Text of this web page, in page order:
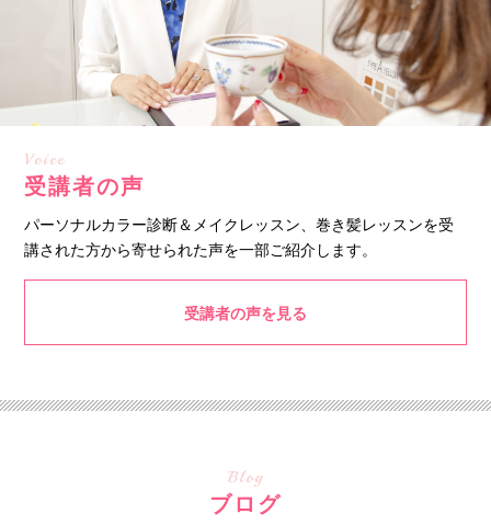
Voice
受講者の声
パーソナルカラー診断＆メイクレッスン、巻き髪レッスンを受
講された方から寄せられた声を一部ご紹介します。
受講者の声を見る
Blog
ブログ